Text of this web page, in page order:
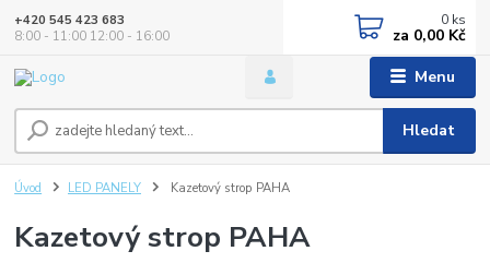
Menu
Hledat
+420 545 423 683
8:00 - 11:00 12:00 - 16:00
0 ks
za 0,00 Kč
Úvod LED PANELY Kazetový strop PAHA
Kazetový strop PAHA